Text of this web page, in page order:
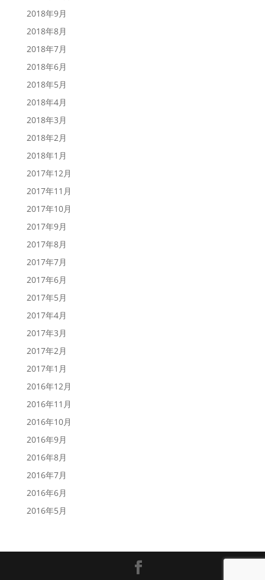
2018年9月
2018年8月
2018年7月
2018年6月
2018年5月
2018年4月
2018年3月
2018年2月
2018年1月
2017年12月
2017年11月
2017年10月
2017年9月
2017年8月
2017年7月
2017年6月
2017年5月
2017年4月
2017年3月
2017年2月
2017年1月
2016年12月
2016年11月
2016年10月
2016年9月
2016年8月
2016年7月
2016年6月
2016年5月